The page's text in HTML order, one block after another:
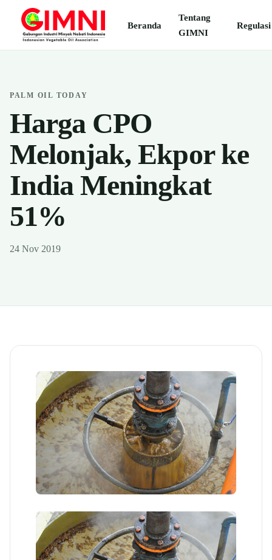
Beranda
Tentang
GIMNI
Regulasi
PALM OIL TODAY
Harga CPO
Melonjak, Ekpor ke
India Meningkat
51%
24 Nov 2019